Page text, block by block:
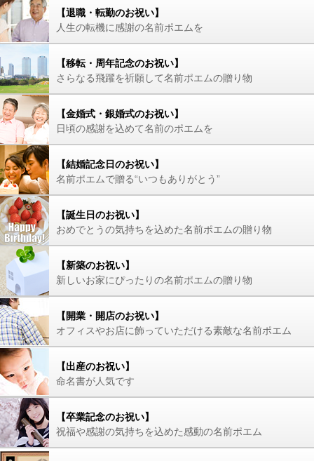
【退職・転勤のお祝い】
人生の転機に感謝の名前ポエムを
【移転・周年記念のお祝い】
さらなる飛躍を祈願して名前ポエムの贈り物
【金婚式・銀婚式のお祝い】
日頃の感謝を込めて名前のポエムを
【結婚記念日のお祝い】
名前ポエムで贈る“いつもありがとう”
【誕生日のお祝い】
おめでとうの気持ちを込めた名前ポエムの贈り物
【新築のお祝い】
新しいお家にぴったりの名前ポエムの贈り物
【開業・開店のお祝い】
オフィスやお店に飾っていただける素敵な名前ポエム
【出産のお祝い】
命名書が人気です
【卒業記念のお祝い】
祝福や感謝の気持ちを込めた感動の名前ポエム